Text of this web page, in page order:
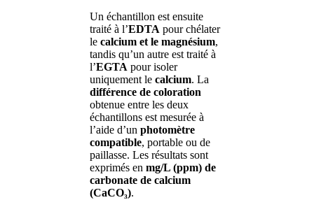
Un échantillon est ensuite
traité à l’EDTA pour chélater
le calcium et le magnésium,
tandis qu’un autre est traité à
l’EGTA pour isoler
uniquement le calcium. La
différence de coloration
obtenue entre les deux
échantillons est mesurée à
l’aide d’un photomètre
compatible, portable ou de
paillasse. Les résultats sont
exprimés en mg/L (ppm) de
carbonate de calcium
(CaCO₃).